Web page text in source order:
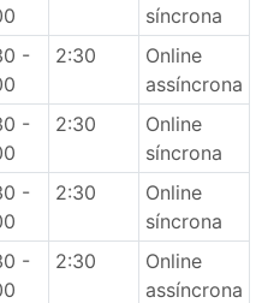
síncrona
-
2:30
Online
assíncrona
-
2:30
Online
síncrona
-
2:30
Online
síncrona
-
2:30
Online
assíncrona